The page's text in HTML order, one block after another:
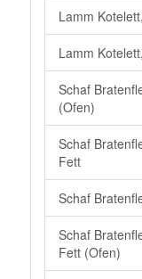
Lamm
Lamm
Schaf
(Ofen)
Schaf
Fett
Schaf
Schaf
Fett (Ofen)